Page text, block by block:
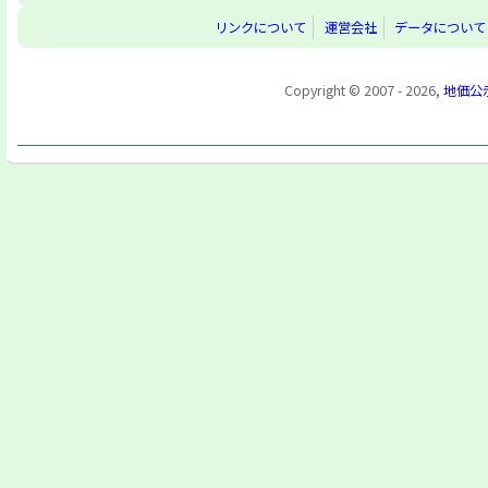
リンクについて 運営会社 データについて
Copyright © 2007 - 2026, 地価公